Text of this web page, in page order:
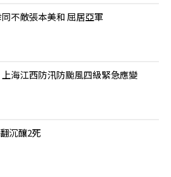
不敵張本美和 屈居亞軍
海江西防汛防颱風四級緊急應變
沉釀2死